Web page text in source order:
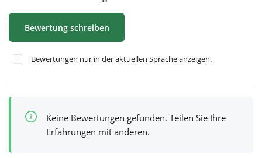
Bewertung schreiben
Bewertungen nur in der aktuellen Sprache anzeigen.
Keine Bewertungen gefunden. Teilen Sie Ihre
Erfahrungen mit anderen.